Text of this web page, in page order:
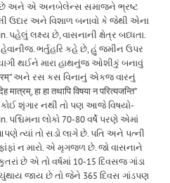
અને એ અનબેલેન્સ સમાજને ભ્રષ્ટ
અને વિશાળ બનાવો કે જેથી એના
પહેલું લક્ષ્ય છે, વાસનાની ક્ષેત્ર બધ્ધતા.
ભર્તુહરિ કહે છે, હું જમીન ઉપર
થઈને મારા હાથનુંજ ઓશીકું બનાવું
અને રસ કસ વિનાનું એકજ વારનું
हा हा तथापि विषया न परित्यजन्ति”
શૃંગાર નથી તો પણ આજે વિષયો-
પશ્ચિમના લોકો 70-80 વર્ષે પરણે એમાં
ત્યાં તો સડો લાગે છે. પતિ અને પત્ની
ન મારો. એ મૃગજળ છે. જો વાસનાને
છે એ તો વર્ષમાં 10-15 દિવસજ ગાંડા
જાય છે તો જેને 365 દિવસ ગાંડપણ